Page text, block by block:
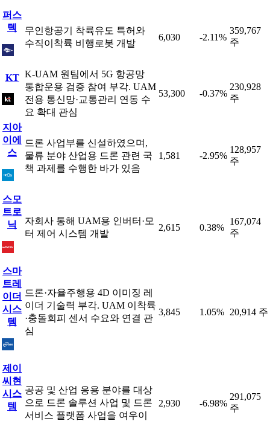
퍼스
텍
무인항공기 착륙유도 특허와
수직이착륙 비행로봇 개발
6,030 -2.11%
359,767
주
KT K-UAM 원팀에서 5G 항공망
통합운용 검증 참여 부각. UAM
전용 통신망·교통관리 연동 수
요 확대 관심
53,300 -0.37%
230,928
주
지아
이에
스
드론 사업부를 신설하였으며,
물류 분야 산업용 드론 관련 국
책 과제를 수행한 바가 있음
1,581 -2.95%
128,957
주
스모
트로
닉
자회사 통해 UAM용 인버터·모
터 제어 시스템 개발
2,615 0.38%
167,074
주
스마
트레
이더
시스
템
드론·자율주행용 4D 이미징 레
이더 기술력 부각. UAM 이착륙
·충돌회피 센서 수요와 연결 관
심
3,845 1.05% 20,914 주
제이
씨현
시스
템
공공 및 산업 응용 분야를 대상
으로 드론 솔루션 사업 및 드론
서비스 플랫폼 사업을 여우이
2,930 -6.98%
291,075
주